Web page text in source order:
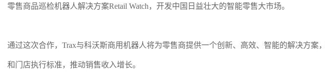
零售商品巡检机器人解决方案Retail Watch，开发中国日益壮大的智能零售大市场。
通过这次合作，Trax与科沃斯商用机器人将为零售商提供一个创新、高效、智能的解决方
和门店执行标准，推动销售收入增长。